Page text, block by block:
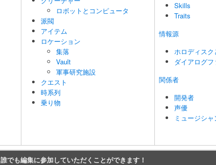
ロボットとコンピュータ
派閥
アイテム
ロケーション
集落
Vault
軍事研究施設
クエスト
時系列
乗り物
Skills
Traits
情報源
ホロディスク
ダイアログ
関係者
開発者
声優
ミュージシャ
誰でも編集に参加していただくことができます！